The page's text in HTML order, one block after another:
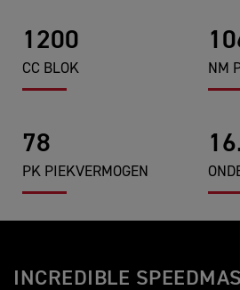
1200
CC BLOK NM
78
PK PIEKVERMOGEN
INCREDIBLE